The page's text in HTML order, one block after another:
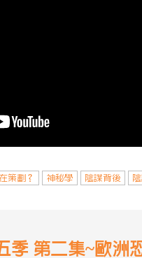
策劃？ 神秘學 陰謀背後
季 第二集~歐洲